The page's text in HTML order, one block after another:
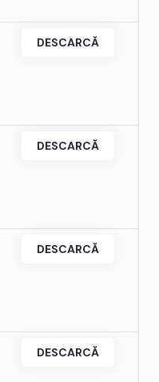
DESCARCĂ
DESCARCĂ
DESCARCĂ
DESCARCĂ